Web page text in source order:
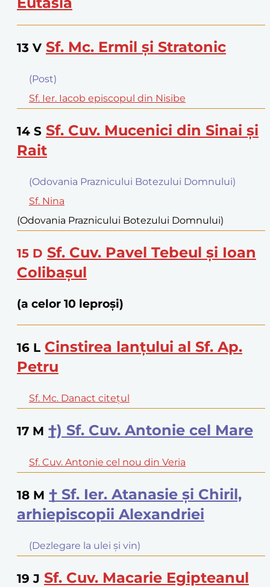
13 V Sf. Mc. Ermil şi Stratonic
(Post)
Sf. Ier. Iacob episcopul din Nisibe
14 S Sf. Cuv. Mucenici din Sinai şi
Rait
(Odovania Praznicului Botezului Domnului)
Sf. Nina
(Odovania Praznicului Botezului Domnului)
15 D Sf. Cuv. Pavel Tebeul şi Ioan
Colibaşul
(a celor 10 leproși)
16 L Cinstirea lanţului al Sf. Ap.
Petru
Sf. Mc. Danact citeţul
17 M †) Sf. Cuv. Antonie cel Mare
Sf. Cuv. Antonie cel nou din Veria
18 M † Sf. Ier. Atanasie şi Chiril,
arhiepiscopii Alexandriei
(Dezlegare la ulei şi vin)
19 J Sf. Cuv. Macarie Egipteanul